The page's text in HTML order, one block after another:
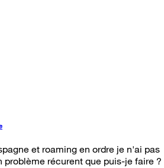
et roaming en ordre je n'ai pas
problème récurent que puis-je faire ?